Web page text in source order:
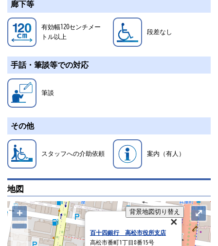
廊下等
有効幅120センチメー
トル以上
段差なし
手話・筆談等での対応
筆談
その他
スタッフへの介助依頼 案内（有人）
地図
背景地図切り替え
百十四銀行 高松市役所支店
高松市番町1丁目8番15号
+ ⤢